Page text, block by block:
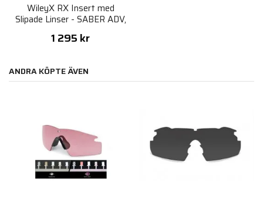
WileyX RX Insert med
Slipade Linser - SABER ADV,
Vapor 2,2, Rouge Comm
1 295 kr
ANDRA KÖPTE ÄVEN